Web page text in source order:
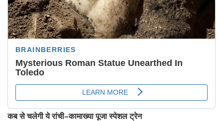
कब से चलेगी ये रांची–कामाख्या पूजा स्पेशल ट्रेन